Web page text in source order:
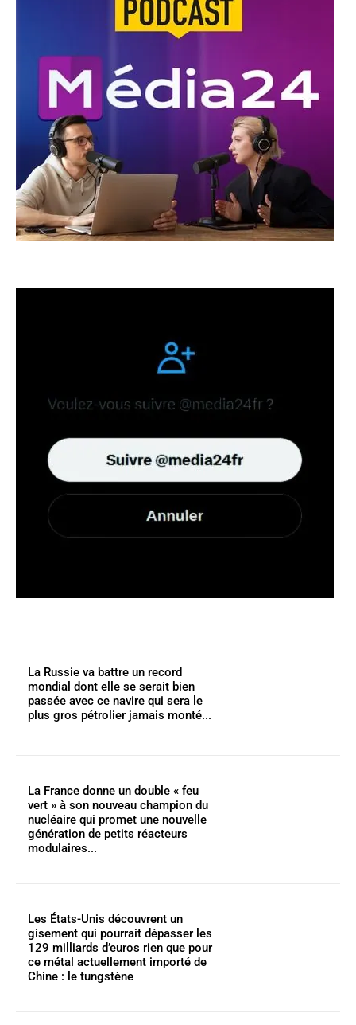
La Russie va battre un record
mondial dont elle se serait bien
passée avec ce navire qui sera le
plus gros pétrolier jamais monté...
La France donne un double « feu
vert » à son nouveau champion du
nucléaire qui promet une nouvelle
génération de petits réacteurs
modulaires...
Les États-Unis découvrent un
gisement qui pourrait dépasser les
129 milliards d’euros rien que pour
ce métal actuellement importé de
Chine : le tungstène